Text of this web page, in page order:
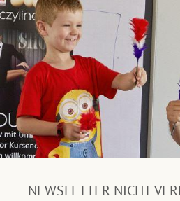
NEWSLETTER NICHT